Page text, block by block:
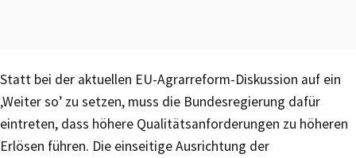
Statt bei der aktuellen EU-Agrarreform-Diskussion auf ein
‚Weiter so’ zu setzen, muss die Bundesregierung dafür
eintreten, dass höhere Qualitätsanforderungen zu höheren
Erlösen führen. Die einseitige Ausrichtung der